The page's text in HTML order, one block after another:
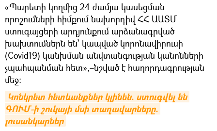
«Պարետի կողմից 24-ժամյա կասեցման
որոշումների հիմքում նախորդիվ ՀՀ ԱԱՏՄ
ստուգայցերի արդյունքում արձանագրված
խախտումներն են՝ կապված կորոնավիրուսի
(Covid19) կանխման անվտանգության կանոնների
չպահպանման հետ»,–նշված է հաղորդագրության
մեջ։
Կոնկրետ հետևանքներ կլինեն. ստուգվել են
ԳՈՒՄ-ի շուկայի մսի տաղավարները.
լուսանկարներ